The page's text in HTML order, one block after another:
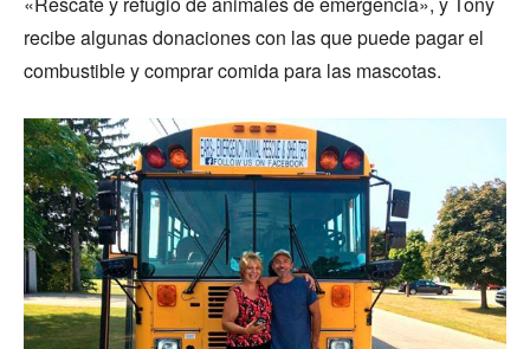
recibe algunas donaciones con las que puede pagar el
combustible y comprar comida para las mascotas.